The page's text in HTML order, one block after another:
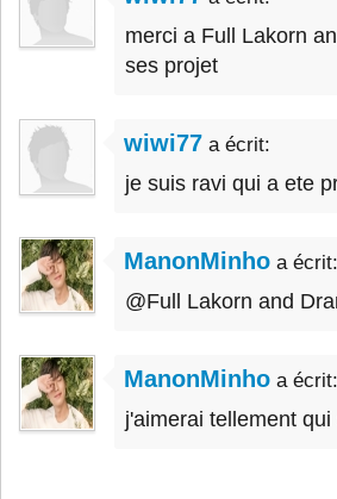
merci a Full Lakorn
ses projet
wiwi77 a écrit:
je suis ravi qui a ete
ManonMinho a écrit:
@Full Lakorn and
ManonMinho a écrit:
j'aimerai tellement